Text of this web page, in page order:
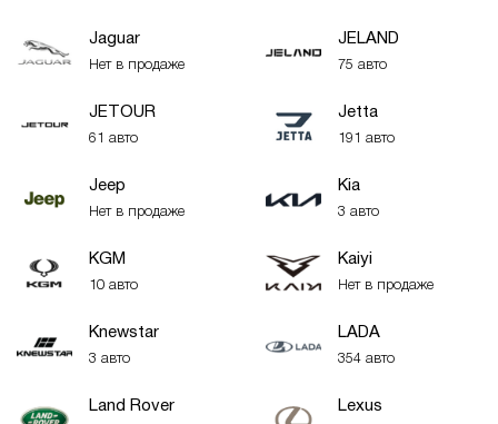
Jaguar
Нет в продаже
JELAND
75 авто
JETOUR
61 авто
Jetta
191 авто
Jeep
Нет в продаже
Kia
3 авто
KGM
10 авто
Kaiyi
Нет в продаже
Knewstar
3 авто
LADA
354 авто
Land Rover Lexus